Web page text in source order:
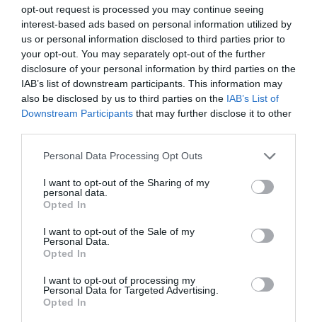
opt-out request is processed you may continue seeing
interest-based ads based on personal information utilized by
us or personal information disclosed to third parties prior to
your opt-out. You may separately opt-out of the further
disclosure of your personal information by third parties on the
IAB’s list of downstream participants. This information may
also be disclosed by us to third parties on the IAB’s List of
Downstream Participants that may further disclose it to other
Personal Data Processing Opt Outs
I want to opt-out of the Sharing of my
personal data.
Opted In
I want to opt-out of the Sale of my
Personal Data.
Opted In
I want to opt-out of processing my
Personal Data for Targeted Advertising.
Opted In
las dos aterradores. Primero por la debilidad del
sistema. La mayor parte de los servicios que
usamos, incluidos algunos bancos, basan su
seguridad en la combinación de correo
electrónico y SMS. Estos hackeos y otros —el año
pasado al mismo presidente de TwitterJack
Dorsey— hacen pensar que más que una
protección, esta combinación es un agujero de
que en Twitter existe el "Modo Dios", es decir, que
hay trabajadores que pueden tuitar en nuestro
nombre y ver nuestros mensajes privados.
Hechos así lo probarían como también lo
herramientas de administración internas de
Twitter que los hackers publicaron.